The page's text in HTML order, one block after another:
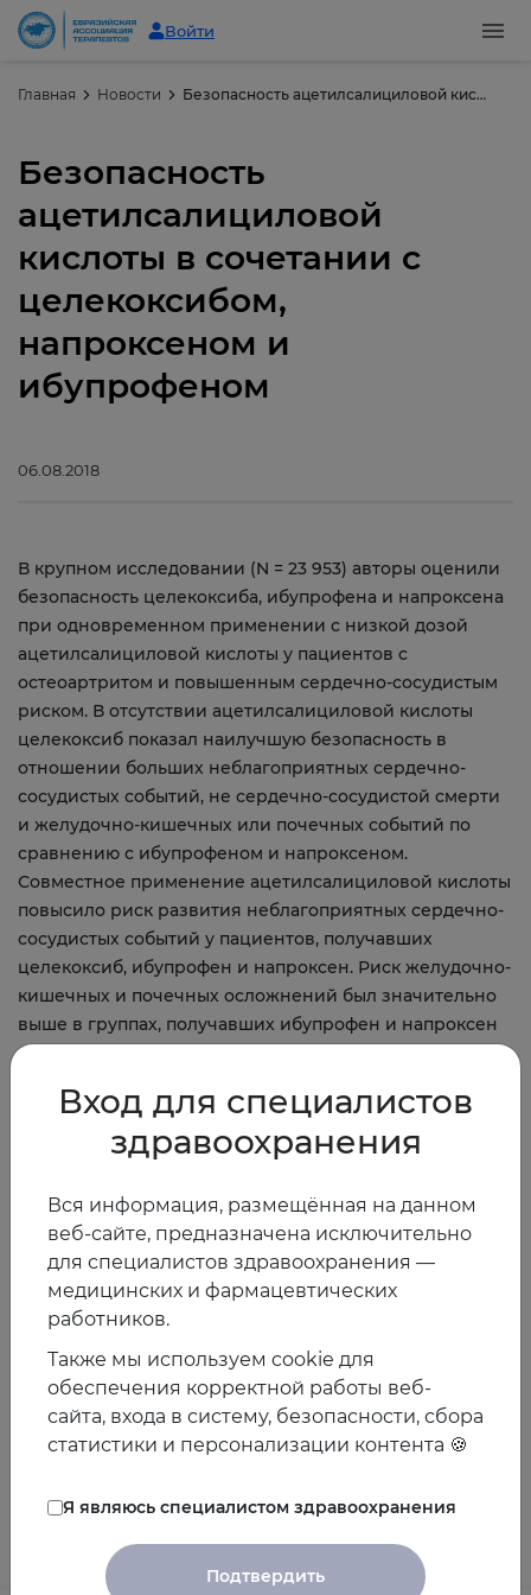
Войти
Главная Новости Безопасность ацетилсалициловой кислоты в сочетании с целекоксибом, напроксеном и ибупрофеном
Безопасность
ацетилсалициловой
кислоты в сочетании с
целекоксибом,
напроксеном и
ибупрофеном
06.08.2018
В крупном исследовании (N = 23 953) авторы оценили
безопасность целекоксиба, ибупрофена и напроксена
при одновременном применении с низкой дозой
ацетилсалициловой кислоты у пациентов с
остеоартритом и повышенным сердечно-сосудистым
риском. В отсутствии ацетилсалициловой кислоты
целекоксиб показал наилучшую безопасность в
отношении больших неблагоприятных сердечно-
сосудистых событий, не сердечно-сосудистой смерти
и желудочно-кишечных или почечных событий по
сравнению с ибупрофеном и напроксеном.
Совместное применение ацетилсалициловой кислоты
повысило риск развития неблагоприятных сердечно-
сосудистых событий у пациентов, получавших
целекоксиб, ибупрофен и напроксен. Риск желудочно-
кишечных и почечных осложнений был значительно
выше в группах, получавших ибупрофен и напроксен
по сравнению с целекоксибом.
Авторы сделали вывод о том, что целекоксиб связан с
назначение низких доз ацетилсалициловой кислоты
безопасности целекоксиба.
06.08.2018
Предыдущая
новость
Другие новости
Вход для специалистов
здравоохранения
Вся информация, размещённая на данном
веб-сайте, предназначена исключительно
для специалистов здравоохранения —
медицинских и фармацевтических
работников.
Также мы используем cookie для
обеспечения корректной работы веб-
сайта, входа в систему, безопасности, сбора
статистики и персонализации контента 🍪
Я являюсь специалистом здравоохранения
Подтвердить